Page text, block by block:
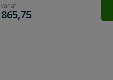
vanaf
€
865,75